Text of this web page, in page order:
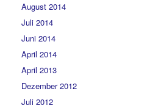
August 2014
Juli 2014
Juni 2014
April 2014
April 2013
Dezember 2012
Juli 2012